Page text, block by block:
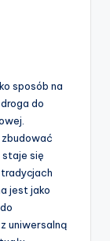
sposób na
do
się
jest jako
uniwersalną